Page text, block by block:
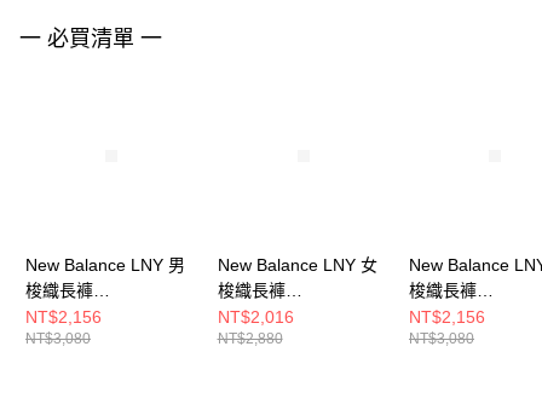
３．未成年的使用者請事先徵得法定代理人或監護人之同意方可使用
「AFTEE先享後付」，若未經同意申辦者引起之損失，本公司不負相關責
一 必買清單 一
New Balance LNY 男
梭織長褲
MB61O85FSHY-F
NT$2,156
NT$3,080
New Balance LNY 女
梭織長褲
WB61S8C4BK-F
NT$2,016
NT$2,880
New Balance
梭織長褲
MB61O85FBK-F
NT$2,156
NT$3,080